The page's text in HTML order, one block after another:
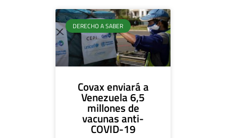
DERECHO A SABER
Covax enviará a
Venezuela 6,5
millones de
vacunas anti-
COVID-19